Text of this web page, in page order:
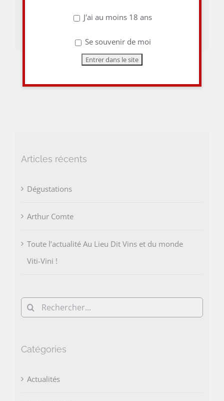
Articles récents
Dégustations
Arthur Comte
Toute l’actualité Au Lieu Dit Vins et du monde
Viti-Vini !
Rechercher:
Catégories
Actualités
J'ai au moins 18 ans
Se souvenir de moi